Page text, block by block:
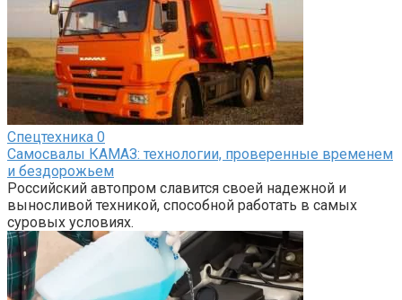
Спецтехника 0
Самосвалы КАМАЗ: технологии, проверенные временем
и бездорожьем
Российский автопром славится своей надежной и
выносливой техникой, способной работать в самых
суровых условиях.